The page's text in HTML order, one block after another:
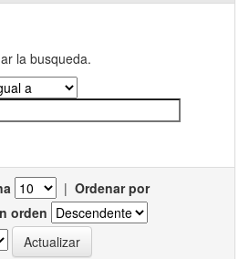
la busqueda.
| Ordenar por
orden